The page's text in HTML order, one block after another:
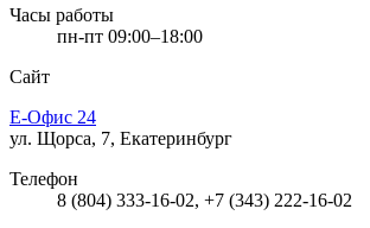
Часы работы
пн-пт 09:00–18:00
Сайт
Е-Офис 24
ул. Щорса, 7, Екатеринбург
Телефон
8 (804) 333-16-02, +7 (343) 222-16-02